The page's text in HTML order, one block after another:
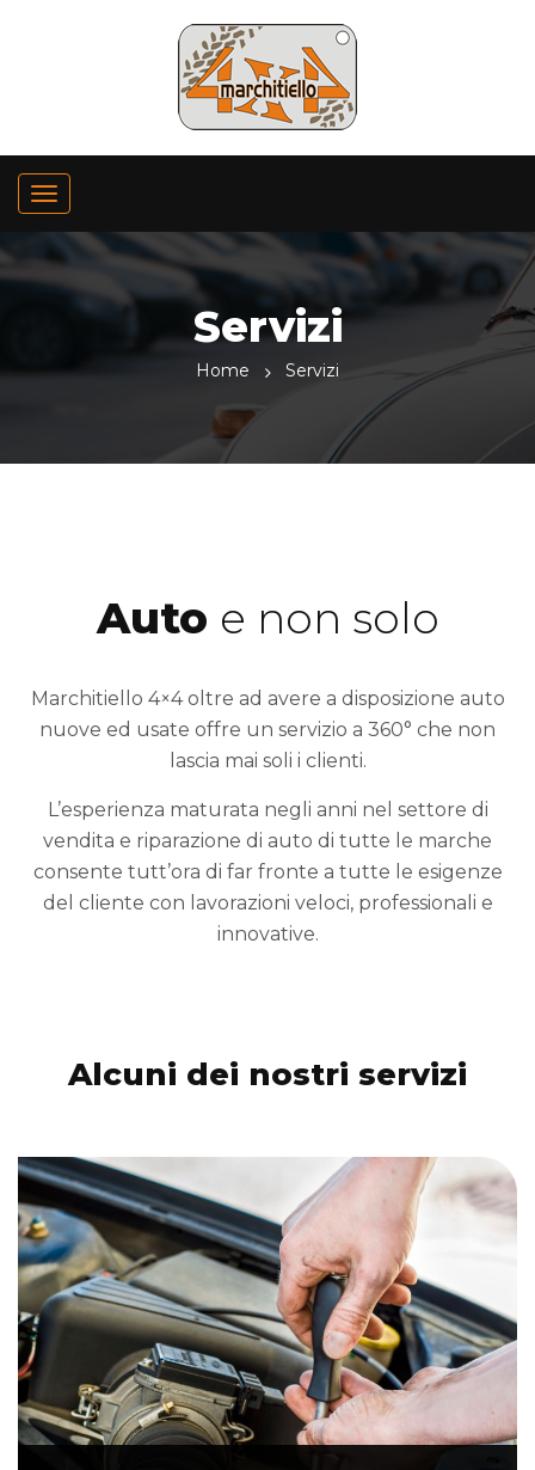
Servizi
Home Servizi
Auto e non solo
Marchitiello 4×4 oltre ad avere a disposizione auto
nuove ed usate offre un servizio a 360° che non
lascia mai soli i clienti.
L’esperienza maturata negli anni nel settore di
vendita e riparazione di auto di tutte le marche
consente tutt’ora di far fronte a tutte le esigenze
del cliente con lavorazioni veloci, professionali e
innovative.
Alcuni dei nostri servizi